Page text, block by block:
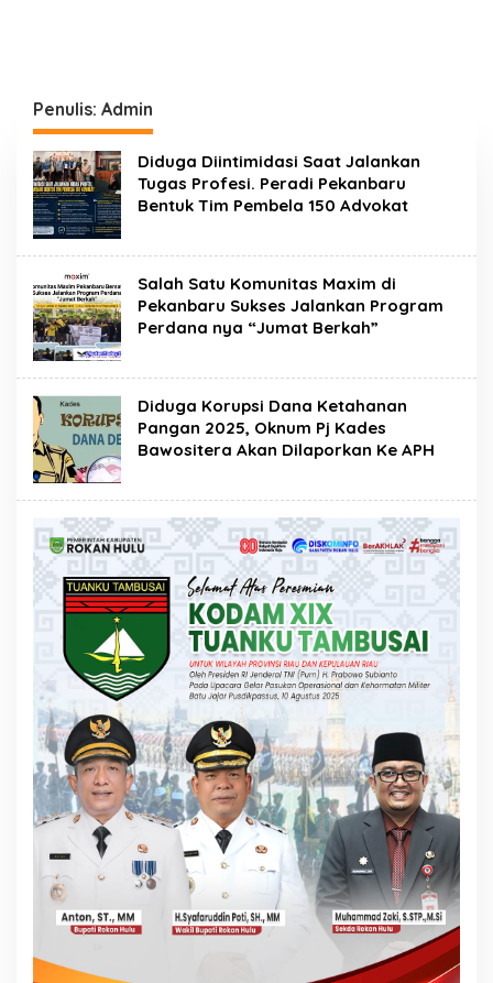
Penulis: Admin
Diduga Diintimidasi Saat Jalankan
Tugas Profesi. Peradi Pekanbaru
Bentuk Tim Pembela 150 Advokat
Salah Satu Komunitas Maxim di
Pekanbaru Sukses Jalankan Program
Perdana nya “Jumat Berkah”
Diduga Korupsi Dana Ketahanan
Pangan 2025, Oknum Pj Kades
Bawositera Akan Dilaporkan Ke APH